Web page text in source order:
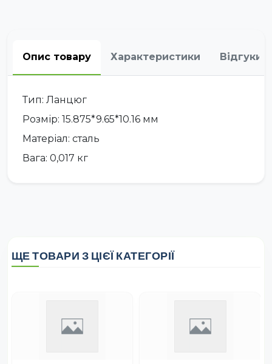
Опис товару Характеристики Відгуки
Тип: Ланцюг
Розмір: 15.875*9.65*10.16 мм
Матеріал: сталь
Вага: 0,017 кг
ЩЕ ТОВАРИ З ЦІЄЇ КАТЕГОРІЇ